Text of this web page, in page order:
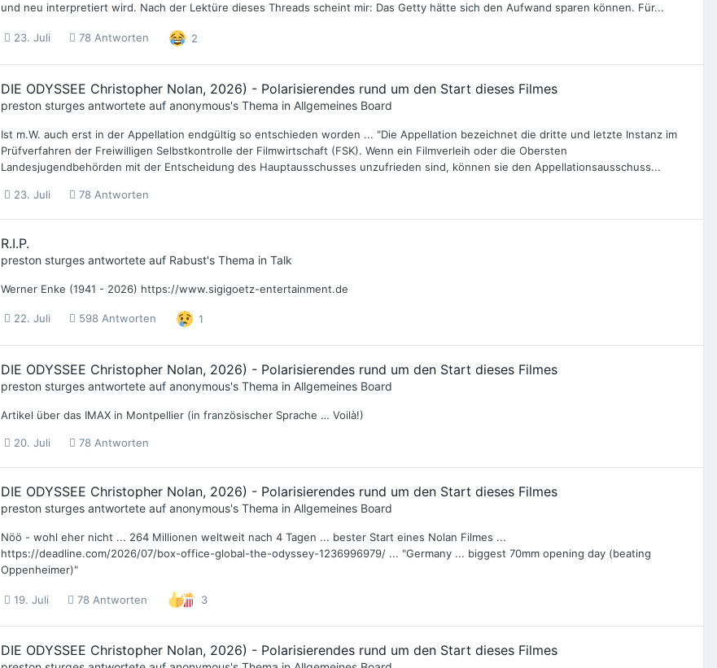
und neu interpretiert wird. Nach der Lektüre dieses Threads scheint mir: Das Getty hätte sich den Aufwand sparen können. Für...
23. Juli 78 Antworten 2
DIE ODYSSEE Christopher Nolan, 2026) - Polarisierendes rund um den Start dieses Filmes
preston sturges antwortete auf anonymous's Thema in Allgemeines Board
Ist m.W. auch erst in der Appellation endgültig so entschieden worden ... "Die Appellation bezeichnet die dritte und letzte Instanz im
Prüfverfahren der Freiwilligen Selbstkontrolle der Filmwirtschaft (FSK). Wenn ein Filmverleih oder die Obersten
Landesjugendbehörden mit der Entscheidung des Hauptausschusses unzufrieden sind, können sie den Appellationsausschuss...
23. Juli 78 Antworten
R.I.P.
preston sturges antwortete auf Rabust's Thema in Talk
Werner Enke (1941 - 2026) https://www.sigigoetz-entertainment.de
22. Juli 598 Antworten 1
DIE ODYSSEE Christopher Nolan, 2026) - Polarisierendes rund um den Start dieses Filmes
preston sturges antwortete auf anonymous's Thema in Allgemeines Board
Artikel über das IMAX in Montpellier (in französischer Sprache … Voilà!)
20. Juli 78 Antworten
DIE ODYSSEE Christopher Nolan, 2026) - Polarisierendes rund um den Start dieses Filmes
preston sturges antwortete auf anonymous's Thema in Allgemeines Board
Nöö - wohl eher nicht ... 264 Millionen weltweit nach 4 Tagen ... bester Start eines Nolan Filmes ...
https://deadline.com/2026/07/box-office-global-the-odyssey-1236996979/ ... "Germany ... biggest 70mm opening day (beating
Oppenheimer)"
19. Juli 78 Antworten 3
DIE ODYSSEE Christopher Nolan, 2026) - Polarisierendes rund um den Start dieses Filmes